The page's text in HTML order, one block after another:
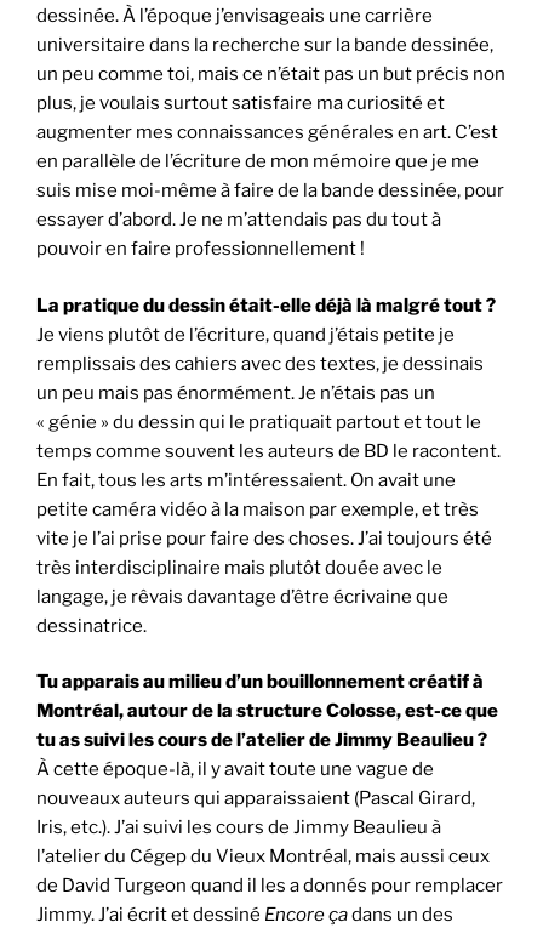
dessinée. À l’époque j’envisageais une carrière
universitaire dans la recherche sur la bande dessinée,
un peu comme toi, mais ce n’était pas un but précis non
plus, je voulais surtout satisfaire ma curiosité et
augmenter mes connaissances générales en art. C’est
en parallèle de l’écriture de mon mémoire que je me
suis mise moi-même à faire de la bande dessinée, pour
essayer d’abord. Je ne m’attendais pas du tout à
pouvoir en faire professionnellement !
La pratique du dessin était-elle déjà là malgré tout ?
Je viens plutôt de l’écriture, quand j’étais petite je
remplissais des cahiers avec des textes, je dessinais
un peu mais pas énormément. Je n’étais pas un
« génie » du dessin qui le pratiquait partout et tout le
temps comme souvent les auteurs de BD le racontent.
En fait, tous les arts m’intéressaient. On avait une
petite caméra vidéo à la maison par exemple, et très
vite je l’ai prise pour faire des choses. J’ai toujours été
très interdisciplinaire mais plutôt douée avec le
langage, je rêvais davantage d’être écrivaine que
dessinatrice.
Tu apparais au milieu d’un bouillonnement créatif à
Montréal, autour de la structure Colosse, est-ce que
tu as suivi les cours de l’atelier de Jimmy Beaulieu ?
À cette époque-là, il y avait toute une vague de
nouveaux auteurs qui apparaissaient (Pascal Girard,
Iris, etc.). J’ai suivi les cours de Jimmy Beaulieu à
l’atelier du Cégep du Vieux Montréal, mais aussi ceux
de David Turgeon quand il les a donnés pour remplacer
Jimmy. J’ai écrit et dessiné Encore çadans un des